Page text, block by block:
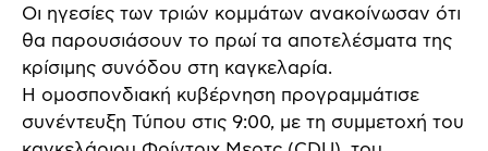
Οι ηγεσίες των τριών κομμάτων ανακοίνωσαν ότι
θα παρουσιάσουν το πρωί τα αποτελέσματα της
κρίσιμης συνόδου στη καγκελαρία.
Η ομοσπονδιακή κυβέρνηση προγραμμάτισε
συνέντευξη Τύπου στις 9:00, με τη συμμετοχή του